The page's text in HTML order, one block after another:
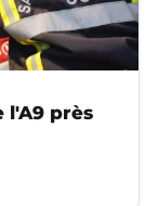
l'A9 près